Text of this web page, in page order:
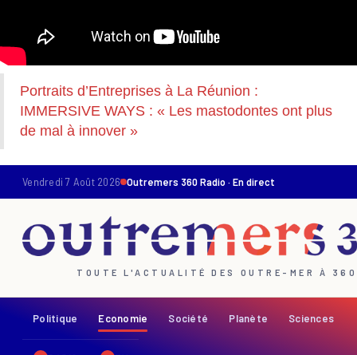
Portraits d’Entreprises à La Réunion :
IMMERSIVE WAYS : « Les mastodontes ont plus
de mal à innover »